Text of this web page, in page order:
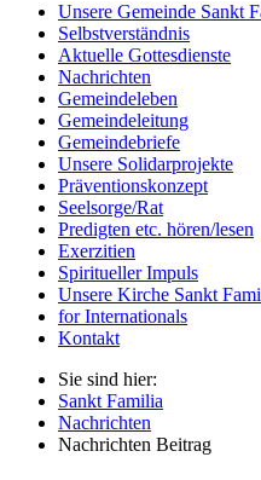
Unsere Gemeinde Sankt
Selbstverständnis
Aktuelle Gottesdienste
Nachrichten
Gemeindeleben
Gemeindeleitung
Gemeindebriefe
Unsere Solidarprojekte
Präventionskonzept
Seelsorge/Rat
Predigten etc. hören/lesen
Exerzitien
Spiritueller Impuls
Unsere Kirche Sankt
for Internationals
Kontakt
Sie sind hier:
Sankt Familia
Nachrichten
Nachrichten Beitrag